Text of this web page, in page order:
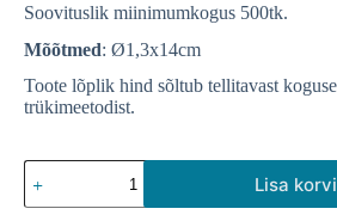
Soovituslik miinimumkogus 500tk.
Mõõtmed: Ø1,3x14cm
Antibakteriaalne
pastapliiats
Rio
Lisa korvi